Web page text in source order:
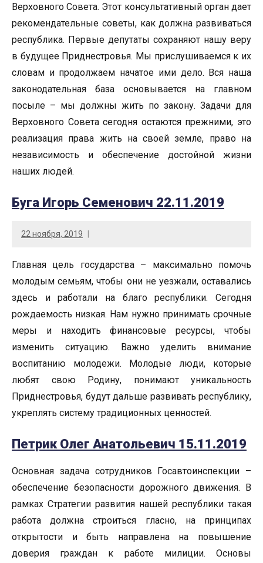
Верховного Совета. Этот консультативный орган дает
рекомендательные советы, как должна развиваться
республика. Первые депутаты сохраняют нашу веру
в будущее Приднестровья. Мы прислушиваемся к их
словам и продолжаем начатое ими дело. Вся наша
законодательная база основывается на главном
посыле – мы должны жить по закону. Задачи для
Верховного Совета сегодня остаются прежними, это
реализация права жить на своей земле, право на
независимость и обеспечение достойной жизни
наших людей.
Буга Игорь Семенович 22.11.2019
22 ноября, 2019
Главная цель государства – максимально помочь
молодым семьям, чтобы они не уезжали, оставались
здесь и работали на благо республики. Сегодня
рождаемость низкая. Нам нужно принимать срочные
меры и находить финансовые ресурсы, чтобы
изменить ситуацию. Важно уделить внимание
воспитанию молодежи. Молодые люди, которые
любят свою Родину, понимают уникальность
Приднестровья, будут дальше развивать республику,
укреплять систему традиционных ценностей.
Петрик Олег Анатольевич 15.11.2019
Основная задача сотрудников Госавтоинспекции –
обеспечение безопасности дорожного движения. В
рамках Стратегии развития нашей республики такая
работа должна строиться гласно, на принципах
открытости и быть направлена на повышение
доверия граждан к работе милиции. Основы